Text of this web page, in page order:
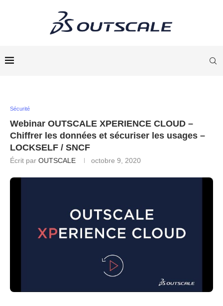
Sécurité
Webinar OUTSCALE XPERIENCE CLOUD –
Chiffrer les données et sécuriser les usages –
LOCKSELF / SNCF
Écrit par OUTSCALE octobre 9, 2020